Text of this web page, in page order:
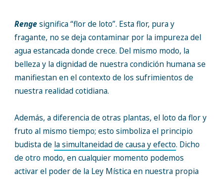
Rengesignifica “flor de loto”. Esta flor, pura y
fragante, no se deja contaminar por la impureza del
agua estancada donde crece. Del mismo modo, la
belleza y la dignidad de nuestra condición humana se
manifiestan en el contexto de los sufrimientos de
nuestra realidad cotidiana.
Además, a diferencia de otras plantas, el loto da flor y
fruto al mismo tiempo; esto simboliza el principio
budista de la simultaneidad de causa y efecto. Dicho
de otro modo, en cualquier momento podemos
activar el poder de la Ley Mística en nuestra propia